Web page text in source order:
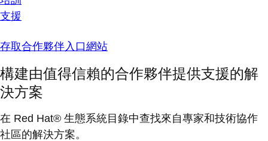
支援
存取合作夥伴入口網站
構建由值得信賴的合作夥伴提供支援的解
決方案
在 Red Hat® 生態系統目錄中查找來自專家和技術協作
社區的解決方案。